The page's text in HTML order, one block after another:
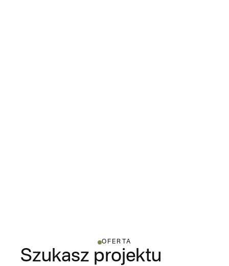
OFERTA
Szukasz projektu